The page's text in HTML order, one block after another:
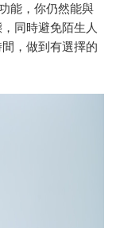
能，你仍然能與
同時避免陌生人
，做到有選擇的